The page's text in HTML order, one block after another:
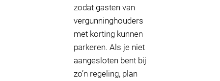
zodat gasten van
vergunninghouders
met korting kunnen
parkeren. Als je niet
aangesloten bent bij
zo’n regeling, plan